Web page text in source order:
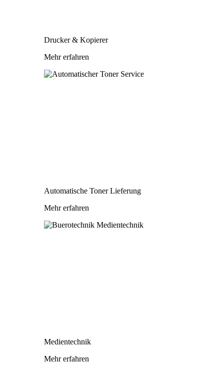
Drucker & Kopierer
Mehr erfahren
Automatische Toner Lieferung
Mehr erfahren
Medientechnik
Mehr erfahren